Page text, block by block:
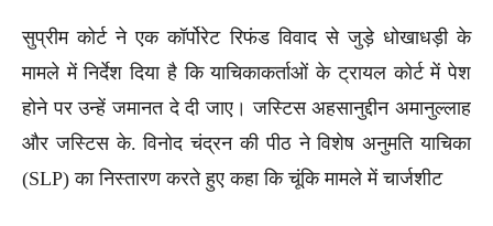
सुप्रीम कोर्ट ने एक कॉर्पोरेट रिफंड विवाद से जुड़े धोखाधड़ी के
मामले में निर्देश दिया है कि याचिकाकर्ताओं के ट्रायल कोर्ट में पेश
होने पर उन्हें जमानत दे दी जाए। जस्टिस अहसानुद्दीन अमानुल्लाह
और जस्टिस के. विनोद चंद्रन की पीठ ने विशेष अनुमति याचिका
(SLP) का निस्तारण करते हुए कहा कि चूंकि मामले में चार्जशीट